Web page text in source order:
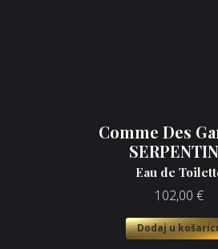
Comme Des
Eau de
102,00 €
Dodaj u